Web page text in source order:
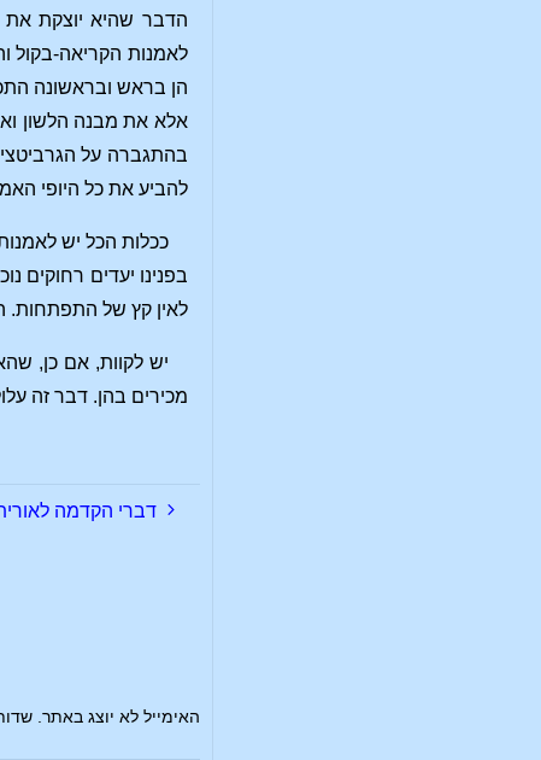
הדבר שהיא יוצקת את
לאמנות הקריאה-בקול
הן בראש ובראשונה
אלא את מבנה הלשון
בהתגברה על
להביע את כל היופי
ככלות הכל יש
בפנינו יעדים רחוקים
לאין קץ של התפתחות.
יש לקוות, אם כן,
מכירים בהן. דבר זה
דברי הקדמה
האימייל לא יוצג באתר.